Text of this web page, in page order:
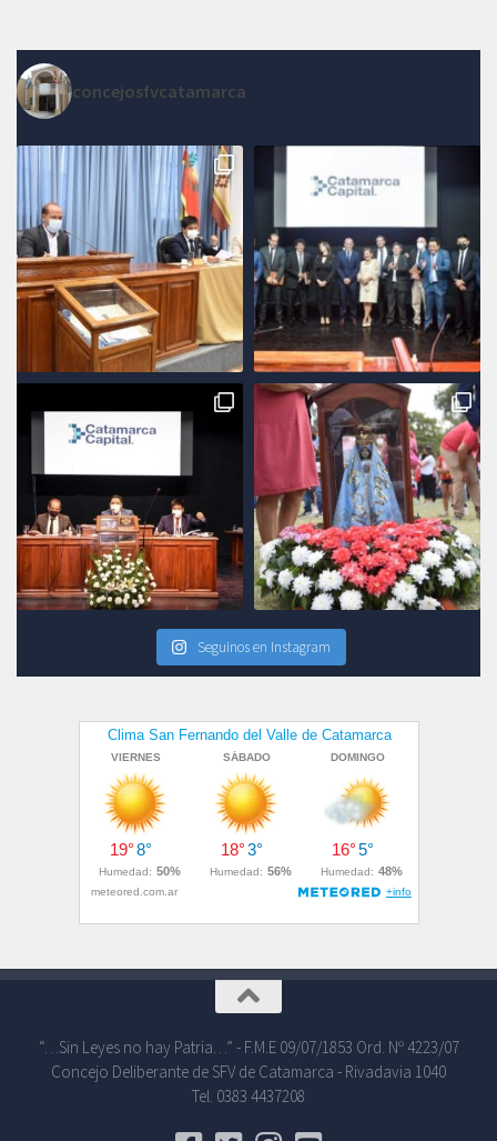
concejosfvcatamarca
Seguinos en Instagram
“…Sin Leyes no hay Patria…” - F.M.E 09/07/1853 Ord. Nº 4223/07
Concejo Deliberante de SFV de Catamarca - Rivadavia 1040
Tel. 0383 4437208